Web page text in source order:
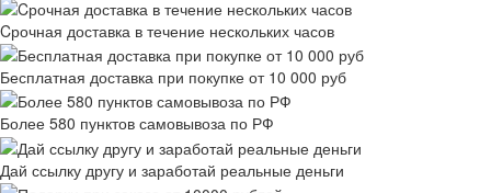
Cрочная доставка в течение нескольких часов
Бесплатная доставка при покупке от 10 000 руб
Более 580 пунктов самовывоза по РФ
Дай ссылку другу и заработай реальные деньги